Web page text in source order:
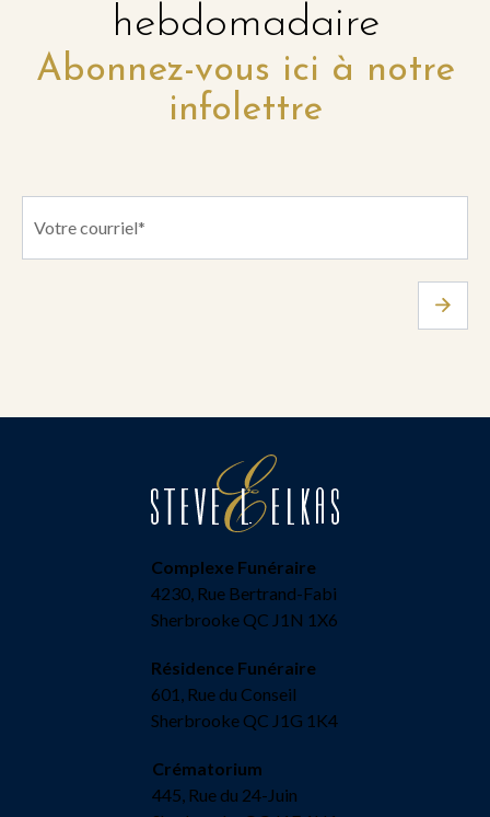
hebdomadaire
Abonnez-vous ici à notre
infolettre
Complexe Funéraire
4230, Rue Bertrand-Fabi
Sherbrooke QC J1N 1X6
Résidence Funéraire
601, Rue du Conseil
Sherbrooke QC J1G 1K4
Crématorium
445, Rue du 24-Juin